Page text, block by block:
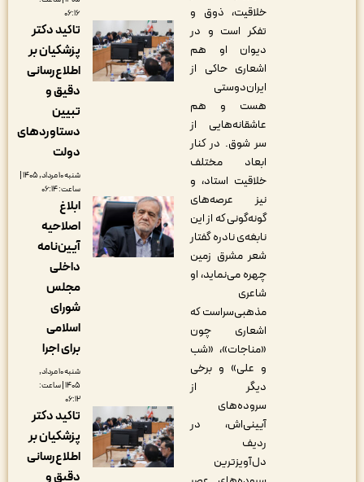
خلاقیت، ذوق و
تفکر است و در
دیوان او هم
اشعاری حاکی از
ایران‌دوستی
هست و هم
عاشقانه‌هایی از
سر شوق. در کنار
ابعاد مختلف
خلاقیت استاد، و
نیز عرصه‌های
گونه‌گونی که از این
نابغه‌ی نادره گفتار
شعر مشرق زمین
چهره می‌نماید، او
مذهبی‌سراست که
اشعاری چون
«مناجات»، «شب
و علی» و برخی
دیگر از
سروده‌های
آیینی‌اش، در
دل‌آویزترین
تاکید دکتر
پزشکیان بر
اطلاع‌رسانی
دستاوردهای
شنبه ۱۰ مرداد, ۱۴۰۵ |
ابلاغ
اصلاحیه
آیین‌نامه
برای اجرا
شنبه ۱۰ مرداد,
۱۴۰۵ | ساعت:
تاکید دکتر
پزشکیان بر
اطلاع‌رسانی